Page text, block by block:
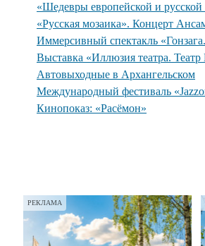
«Шедевры европейской и
«Русская мозаика». Концерт
Иммерсивный спектакль
Выставка «Иллюзия театра. Театр
Автовыходные в Архангельском
Международный фестиваль
Кинопоказ: «Расёмон»
РЕКЛАМА